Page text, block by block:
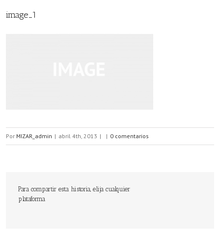
image_1
Por MIZAR_admin | abril 4th, 2013 | | 0 comentarios
Para compartir esta historia, elija cualquier
plataforma